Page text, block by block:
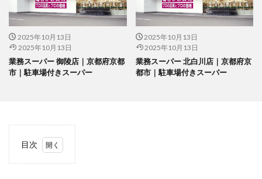
2025年10月13日
2025年10月13日
業務スーパー 御陵店｜京都府京都
市｜駐車場付きスーパー
2025年10月13日
2025年10月13日
業務スーパー 北白川店｜京都府京
都市｜駐車場付きスーパー
目次